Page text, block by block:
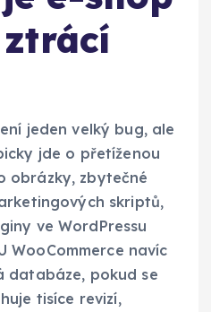
jeden velký bug, ale
jde o přetíženou
obrázky, zbytečné
skriptů,
ve WordPressu
WooCommerce navíc
databáze, pokud se
tisíce revizí,